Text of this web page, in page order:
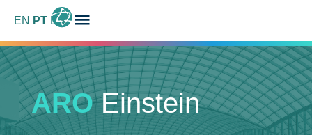
EN PT ES
ARO Einstein